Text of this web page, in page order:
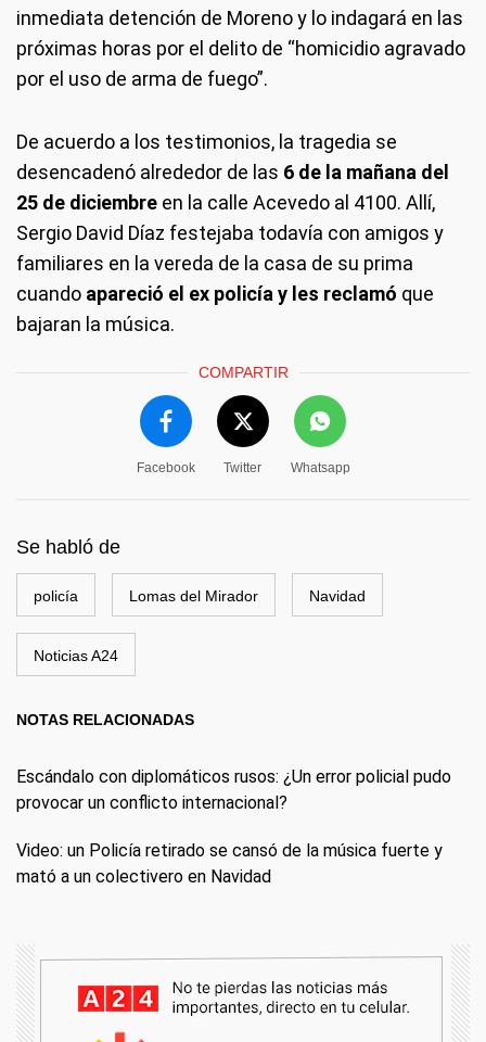
inmediata detención de Moreno y lo indagará en las
próximas horas por el delito de “homicidio agravado
por el uso de arma de fuego”.
De acuerdo a los testimonios, la tragedia se
desencadenó alrededor de las 6 de la mañana del
25 de diciembre en la calle Acevedo al 4100. Allí,
Sergio David Díaz festejaba todavía con amigos y
familiares en la vereda de la casa de su prima
cuando apareció el ex policía y les reclamó que
bajaran la música.
COMPARTIR
Facebook Twitter Whatsapp
Se habló de
policía Lomas del Mirador Navidad
Noticias A24
NOTAS RELACIONADAS
Escándalo con diplomáticos rusos: ¿Un error policial pudo
provocar un conflicto internacional?
Video: un Policía retirado se cansó de la música fuerte y
mató a un colectivero en Navidad